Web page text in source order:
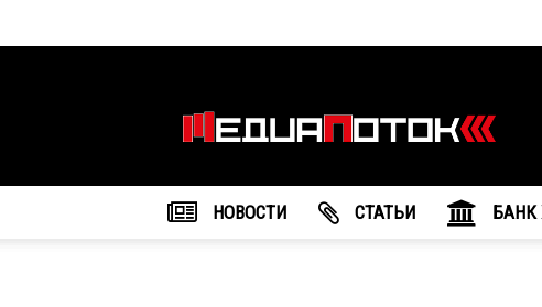
агентство
"МедиаПоток"
НОВОСТИ CТАТЬИ